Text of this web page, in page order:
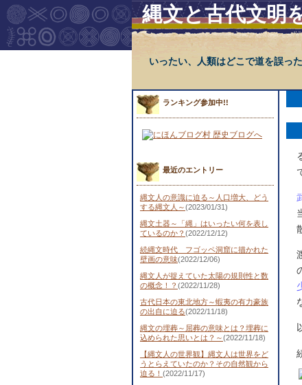
縄文と古代文明
いったい、人類はどこで道を誤っ
ランキング参加中!!
最近のエントリー
縄文人の意識に迫る～人口増大、どう
する縄文人～(2023/01/31)
縄文土器～「縄」はいったい何を表し
ているのか？ (2022/12/12)
続縄文時代 フゴッペ洞窟に描かれた
壁画の意味(2022/12/06)
縄文人が捉えていた太陽の規則性と数
の概念！？ (2022/11/28)
古代日本の東北地方～蝦夷の有力豪族
の出自に迫る(2022/11/18)
縄文の埋葬～屈葬の意味とは？埋葬に
込められた思いとは？～(2022/11/18)
【縄文人の世界観】縄文人は世界をど
うとらえていたのか？その自然観から
迫る！ (2022/11/17)